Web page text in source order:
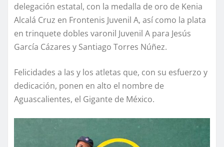
delegación estatal, con la medalla de oro de Kenia
Alcalá Cruz en Frontenis Juvenil A, así como la plata
en trinquete dobles varonil Juvenil A para Jesús
García Cázares y Santiago Torres Núñez.
Felicidades a las y los atletas que, con su esfuerzo y
dedicación, ponen en alto el nombre de
Aguascalientes, el Gigante de México.